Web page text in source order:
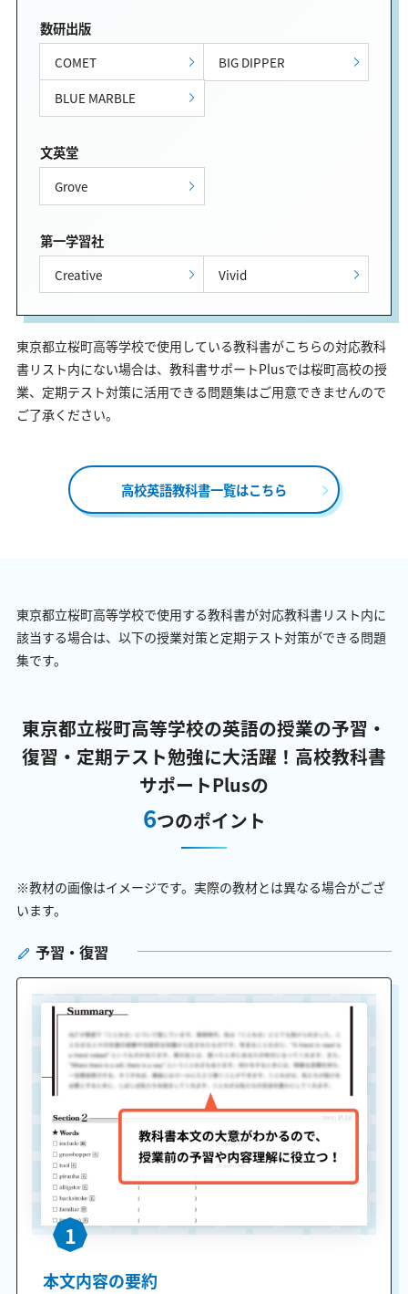
数研出版
COMET
BIG DIPPER
BLUE MARBLE
文英堂
Grove
第一学習社
Creative Vivid
東京都立桜町高等学校で使用している教科書がこちらの対応教科
書リスト内にない場合は、教科書サポートPlusでは桜町高校の授
業、定期テスト対策に活用できる問題集はご用意できませんので
ご了承ください。
高校英語教科書一覧はこちら
東京都立桜町高等学校で使用する教科書が対応教科書リスト内に
該当する場合は、以下の授業対策と定期テスト対策ができる問題
集です。
東京都立桜町高等学校の英語の授業の予習・
復習・定期テスト勉強に大活躍！ 高校教科書
サポートPlusの
6つのポイント
※教材の画像はイメージです。実際の教材とは異なる場合がござ
います。
予習・復習
1
本文内容の要約